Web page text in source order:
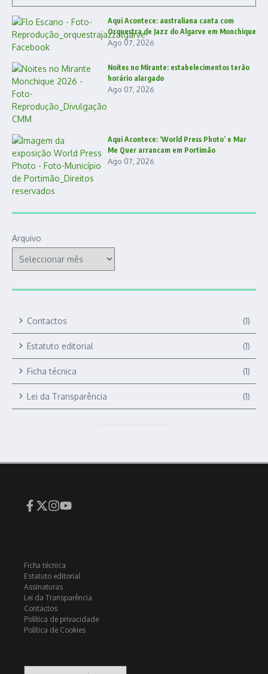
Aqui Acontece: australiana canta com
Orquestra de Jazz do Algarve em Monchique
Ago 07, 2026
Noites no Mirante: estabelecimentos terão
horário alargado
Ago 07, 2026
Aqui Acontece: ‘World Press Photo’ e Mar
Me Quer arrancam em Portimão
Ago 07, 2026
Arquivo
Contactos (1)
Estatuto editorial (1)
Ficha técnica (1)
Lei da Transparência (1)
Ficha técnica
Estatuto editorial
Assinaturas
Lei da Transparência
Contactos
Política de privacidade
Política de Cookies